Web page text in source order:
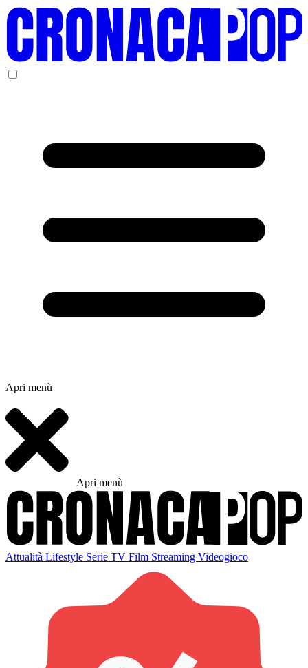
Apri menù
Apri menù
Attualità Lifestyle Serie TV Film Streaming Videogioco